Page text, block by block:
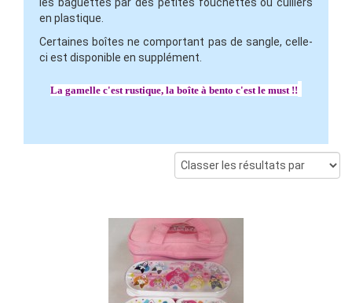
en plastique.
Certaines boîtes ne comportant pas de sangle, celle-
ci est disponible en supplément.
La gamelle c'est rustique, la boîte à bento c'est le must !!